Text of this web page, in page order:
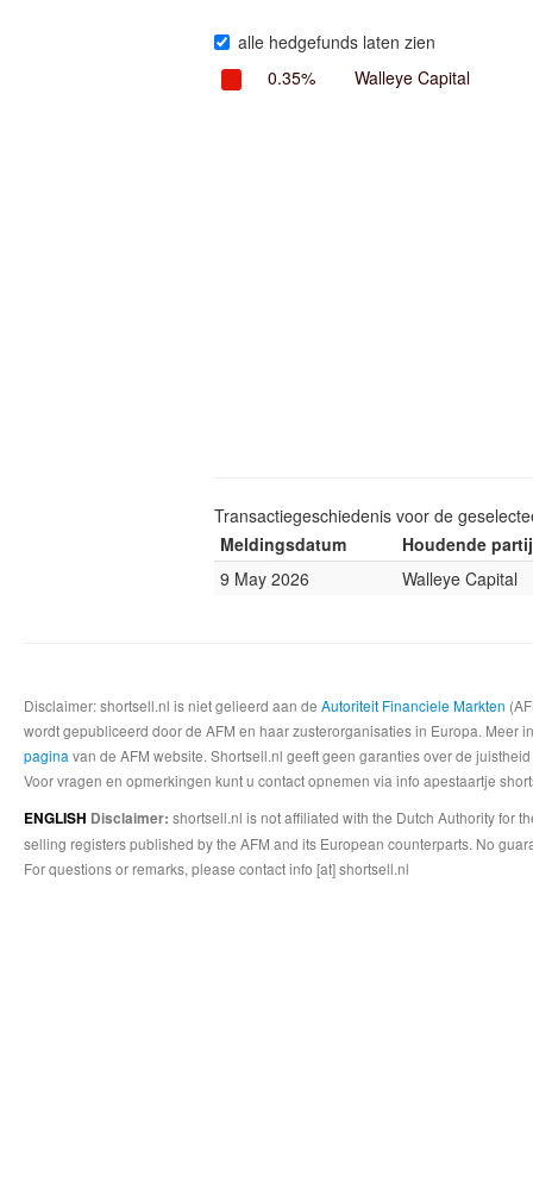
alle hedgefunds laten zien
0.35%
Walleye Capital
Transactiegeschiedenis voor de
Meldingsdatum
Houdende partij
9 May 2026
Walleye Capital
Disclaimer: shortsell.nl is niet gelieerd aan de Autoriteit Financiele Markten
wordt gepubliceerd door de AFM en haar zusterorganisaties in Europa.
pagina van de AFM website. Shortsell.nl geeft geen garanties over de
Voor vragen en opmerkingen kunt u contact opnemen via info apestaartje
ENGLISH Disclaimer: shortsell.nl is not affiliated with the Dutch Authority for
selling registers published by the AFM and its European counterparts. No
For questions or remarks, please contact info [at] shortsell.nl